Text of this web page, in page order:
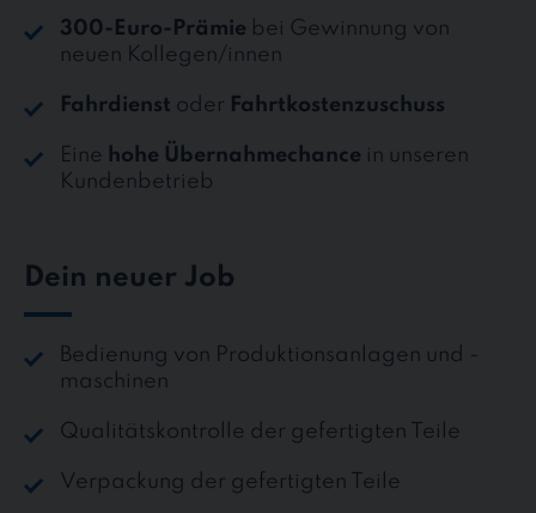
300-Euro-Prämie bei Gewinnung von
neuen Kollegen/innen
Fahrdienst oder Fahrtkostenzuschuss
Eine hohe Übernahmechance in unseren
Kundenbetrieb
Dein neuer Job
Bedienung von Produktionsanlagen und -
maschinen
Qualitätskontrolle der gefertigten Teile
Verpackung der gefertigten Teile